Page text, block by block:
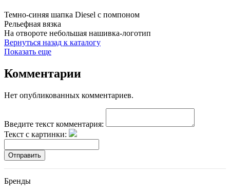
Темно-синяя шапка Diesel с помпоном
Рельефная вязка
На отвороте небольшая нашивка-логотип
Вернуться назад к каталогу
Показать еще
Комментарии
Нет опубликованных комментариев.
Введите текст комментария:
Текст с картинки:
Отправить
Бренды